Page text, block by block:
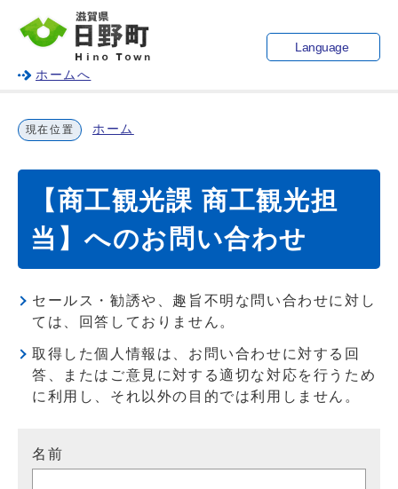
ホームへ
Language
現在位置 ホーム
【商工観光課 商工観光担
当】へのお問い合わせ
セールス・勧誘や、趣旨不明な問い合わせに対し
ては、回答しておりません。
取得した個人情報は、お問い合わせに対する回
答、またはご意見に対する適切な対応を行うため
に利用し、それ以外の目的では利用しません。
名前